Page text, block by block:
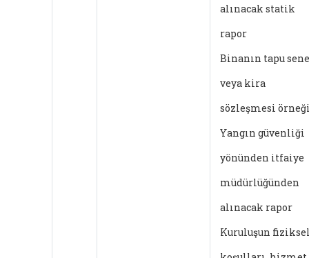
alınacak statik
rapor
Binanın tapu
veya kira
sözleşmesi
Yangın güvenliği
yönünden itfaiye
müdürlüğünden
alınacak rapor
Kuruluşun